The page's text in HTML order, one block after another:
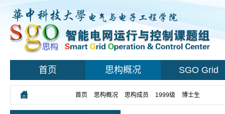
首页 思构概况 SGO Grid
首页 思构概况 思构成员 1999级 博士生